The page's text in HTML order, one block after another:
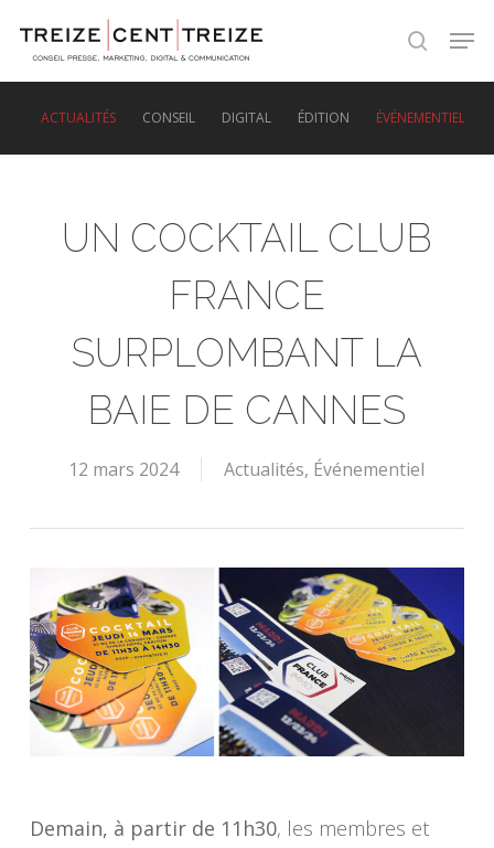
search
ACTUALITÉS CONSEIL DIGITAL ÉDITION ÉVÉNEMENTIEL
UN COCKTAIL CLUB
FRANCE
SURPLOMBANT LA
BAIE DE CANNES
12 mars 2024 Actualités, Événementiel
Demain, à partir de 11h30, les membres et